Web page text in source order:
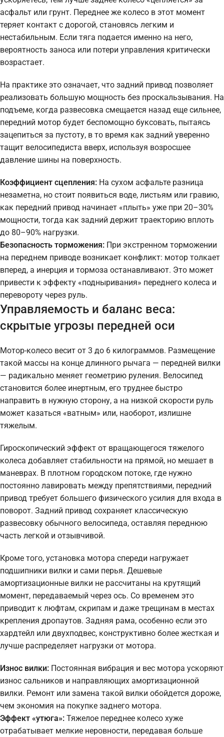
асфальт или грунт. Переднее же колесо в этот момент
теряет контакт с дорогой, становясь легким и
нестабильным. Если тяга подается именно на него,
вероятность заноса или потери управления критически
возрастает.
На практике это означает, что задний привод позволяет
реализовать большую мощность без проскальзывания. На
подъеме, когда развесовка смещается назад еще сильнее,
передний мотор будет беспомощно буксовать, пытаясь
зацепиться за пустоту, в то время как задний уверенно
тащит велосипедиста вверх, используя возросшее
давление шины на поверхность.
Коэффициент сцепления: На сухом асфальте разница
незаметна, но стоит появиться воде, листьям или гравию,
как передний привод начинает «плыть» уже при 20–30%
мощности, тогда как задний держит траекторию вплоть
до 80–90% нагрузки.
Безопасность торможения: При экстренном торможении
на переднем приводе возникает конфликт: мотор толкает
вперед, а инерция и тормоза останавливают. Это может
привести к эффекту «подныривания» переднего колеса и
перевороту через руль.
Управляемость и баланс веса:
скрытые угрозы передней оси
Мотор-колесо весит от 3 до 6 килограммов. Размещение
такой массы на конце длинного рычага — передней вилки
— радикально меняет геометрию руления. Велосипед
становится более инертным, его труднее быстро
направить в нужную сторону, а на низкой скорости руль
может казаться «ватным» или, наоборот, излишне
тяжелым.
Гироскопический эффект от вращающегося тяжелого
колеса добавляет стабильности на прямой, но мешает в
маневрах. В плотном городском потоке, где нужно
постоянно лавировать между препятствиями, передний
привод требует большего физического усилия для входа в
поворот. Задний привод сохраняет классическую
развесовку обычного велосипеда, оставляя переднюю
часть легкой и отзывчивой.
Кроме того, установка мотора спереди нагружает
подшипники вилки и сами перья. Дешевые
амортизационные вилки не рассчитаны на крутящий
момент, передаваемый через ось. Со временем это
приводит к люфтам, скрипам и даже трещинам в местах
крепления дропаутов. Задняя рама, особенно если это
хардтейл или двухподвес, конструктивно более жесткая и
лучше распределяет нагрузки от мотора.
Износ вилки: Постоянная вибрация и вес мотора ускоряют
износ сальников и направляющих амортизационной
вилки. Ремонт или замена такой вилки обойдется дороже,
чем экономия на покупке заднего мотора.
Эффект «утюга»: Тяжелое переднее колесо хуже
отрабатывает мелкие неровности, передавая больше